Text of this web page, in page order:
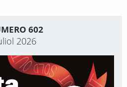
602
2026